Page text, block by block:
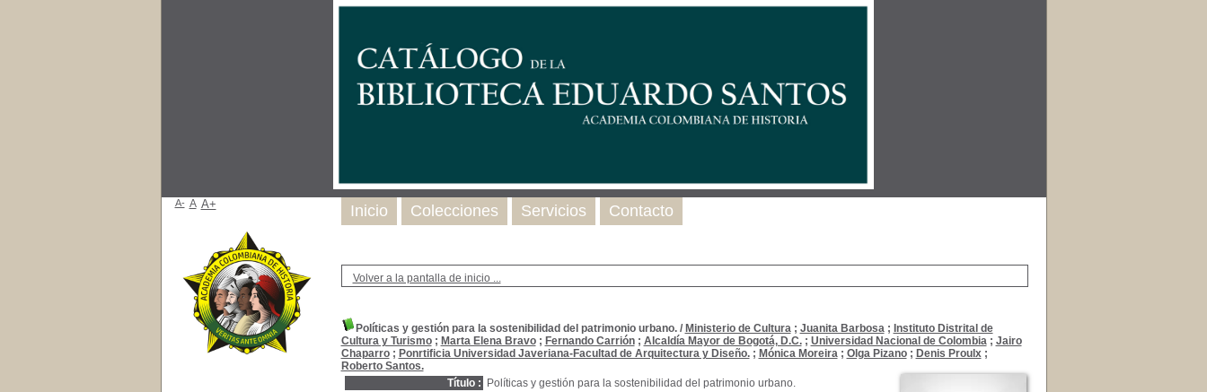
Volver a la pantalla de inicio ...
Políticas y gestión para la sostenibilidad del patrimonio urbano./ Ministerio de Cultura; Juanita Barbosa; Instituto Distrital de
Cultura y Turismo; Marta Elena Bravo; Fernando Carrión; Alcaldía Mayor de Bogotá, D.C.; Universidad Nacional de Colombia; Jairo
Chaparro; Ponrtificia Universidad Javeriana-Facultad de Arquitectura y Diseño.; Mónica Moreira; Olga Pizano; Denis Proulx;
Roberto Santos.
Título :
Políticas y gestión para la sostenibilidad del patrimonio urbano.
Inicio Colecciones Servicios Contacto
A- A A+